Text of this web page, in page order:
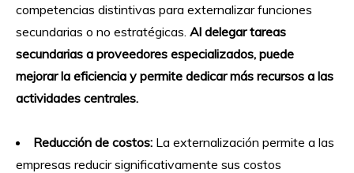
competencias distintivas para externalizar funciones
secundarias o no estratégicas. Al delegar tareas
secundarias a proveedores especializados, puede
mejorar la eficiencia y permite dedicar más recursos a las
actividades centrales.
Reducción de costos: La externalización permite a las
empresas reducir significativamente sus costos